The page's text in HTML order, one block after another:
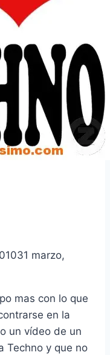
31 marzo,
mas con lo que
en la
un ví­deo de un
Techno y que no